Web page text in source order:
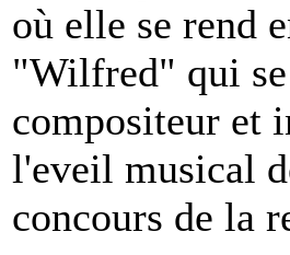
où elle se rend
"Wilfred" qui se
compositeur et
l'eveil musical
concours de la